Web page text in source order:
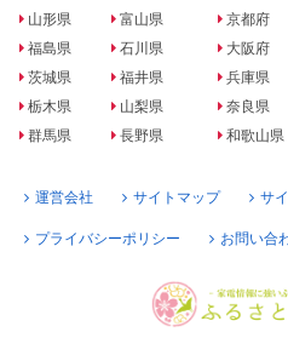
山形県
福島県
茨城県
栃木県
群馬県
富山県
石川県
福井県
山梨県
長野県
京都府
大阪府
兵庫県
奈良県
和歌山県
運営会社 サイトマップ サ
プライバシーポリシー お問い合